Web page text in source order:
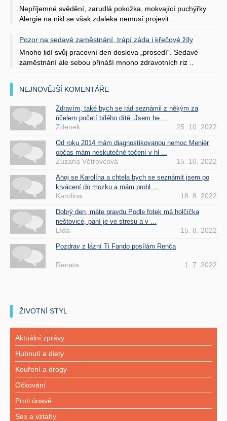
Nepříjemné svědění, zarudlá pokožka, mokvající puchýřky.
Alergie na nikl se však zdaleka nemusí projevit ..
Pozor na sedavé zaměstnání, trápí záda i křečové žíly
Mnoho lidí svůj pracovní den doslova „prosedí“. Sedavé
zaměstnání ale sebou přináší mnoho zdravotních riz ..
NEJNOVĚJŠÍ KOMENTÁŘE
Zdravím, také bych se rád seznámil z někým za
účelem početí bílého dítě. Jsem he ...
Zdenek 25. 10. 2022
Od roku 2014 mám diagnostikovanou nemoc Meniér
občas mám neskutečné točení v hl ...
Zuzana Větrovcová 15. 10. 2022
Ahoj se Karolína a chtela bych se seznámit jsem po
krvácení do mozku a mám probl ...
Karolina 18. 8. 2022
Dobrý den, máte pravdu.Podle fotek má holčička
neštovice, paní je ve stresu a v ...
Lída 15. 8. 2022
Pozdrav z lázní Ti Fando posílám Renča
Renata 1. 7. 2022
ŽIVOTNÍ STYL
Aktuální zprávy
Hubnutí a diety
Kouření a drogy
Očkování
Proti únavě
Sex a vztahy